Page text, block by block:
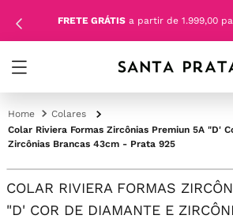
FRETE GRÁTIS a partir de 1.999,00
Colares
Colar Riviera Formas Zircônias Premiun 5A "D'
Zircônias Brancas 43cm - Prata 925
COLAR RIVIERA FORMAS
"D' COR DE DIAMANTE E